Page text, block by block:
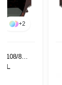
+2
108/87 -
TL